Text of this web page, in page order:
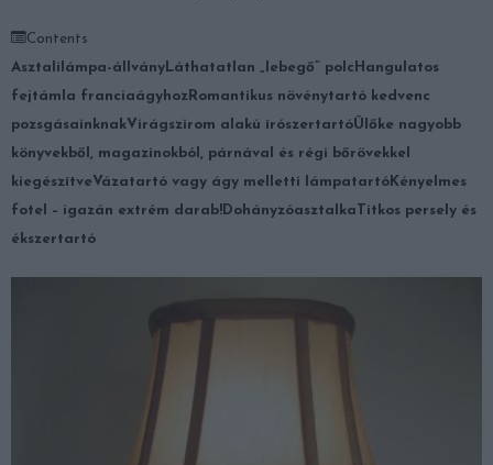
Contents
Asztalilámpa-állvány Láthatatlan „lebegő” polc Hangulatos
fejtámla franciaágyhoz Romantikus növénytartó kedvenc
pozsgásainknakVirágszirom alakú írószertartóÜlőke nagyobb
könyvekből, magazinokból, párnával és régi bőrövekkel
kiegészítveVázatartó vagy ágy melletti lámpatartó Kényelmes
fotel – igazán extrém darab! DohányzóasztalkaTitkos persely és
ékszertartó